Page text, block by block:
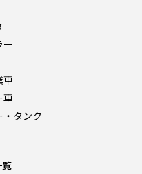
ー
車
車
・タンク